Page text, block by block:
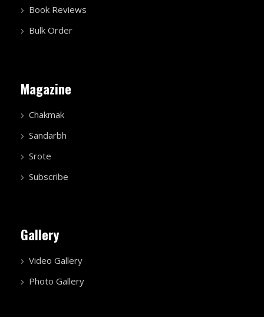
Book Reviews
Bulk Order
Magazine
Chakmak
Sandarbh
Srote
Subscribe
Gallery
Video Gallery
Photo Gallery